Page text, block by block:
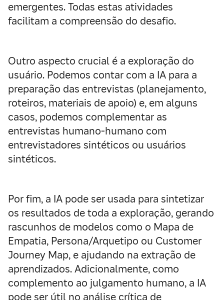
emergentes. Todas estas atividades
facilitam a compreensão do desafio.
Outro aspecto crucial é a exploração do
usuário. Podemos contar com a IA para a
preparação das entrevistas (planejamento,
roteiros, materiais de apoio) e, em alguns
casos, podemos complementar as
entrevistas humano-humano com
entrevistadores sintéticos ou usuários
sintéticos.
Por fim, a IA pode ser usada para sintetizar
os resultados de toda a exploração, gerando
rascunhos de modelos como o Mapa de
Empatia, Persona/Arquetipo ou Customer
Journey Map, e ajudando na extração de
aprendizados. Adicionalmente, como
complemento ao julgamento humano, a IA
pode ser útil no análise crítica de